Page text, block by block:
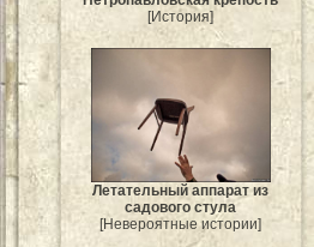
[История]
Летательный аппарат из
садового стула
[Невероятные истории]